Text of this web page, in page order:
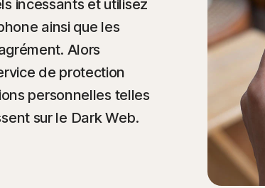
incessants et utilisez
ainsi que les
Alors
de protection
personnelles telles
sur le Dark Web.